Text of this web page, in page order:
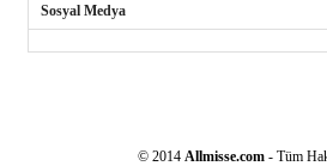
Sosyal Medya
© 2014 Allmisse.com - Tüm